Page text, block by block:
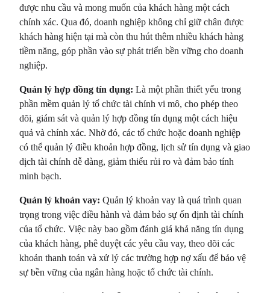
được nhu cầu và mong muốn của khách hàng một cách
chính xác. Qua đó, doanh nghiệp không chỉ giữ chân được
khách hàng hiện tại mà còn thu hút thêm nhiều khách hàng
tiềm năng, góp phần vào sự phát triển bền vững cho doanh
nghiệp.
Quản lý hợp đồng tín dụng: Là một phần thiết yếu trong
phần mềm quản lý tổ chức tài chính vi mô, cho phép theo
dõi, giám sát và quản lý hợp đồng tín dụng một cách hiệu
quả và chính xác. Nhờ đó, các tổ chức hoặc doanh nghiệp
có thể quản lý điều khoản hợp đồng, lịch sử tín dụng và giao
dịch tài chính dễ dàng, giảm thiểu rủi ro và đảm bảo tính
minh bạch.
Quản lý khoản vay: Quản lý khoản vay là quá trình quan
trọng trong việc điều hành và đảm bảo sự ổn định tài chính
của tổ chức. Việc này bao gồm đánh giá khả năng tín dụng
của khách hàng, phê duyệt các yêu cầu vay, theo dõi các
khoản thanh toán và xử lý các trường hợp nợ xấu để bảo vệ
sự bền vững của ngân hàng hoặc tổ chức tài chính.